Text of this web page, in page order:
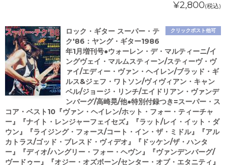
¥2,800(税込)
クリックポスト他可
ロック・ギター スーパー・テ
ク'86：ヤング・ギター1986
年1月増刊号●ウォーレン・デ・マルティーニ/イ
ングヴェイ・マルムスティーン/スティーヴ・ヴ
ァイ/エディー・ヴァン・ヘイレン/ブラッド・ギ
ルス&ジェフ・ワトソン/ヴィヴィアン・キャン
ベル/ジョージ・リンチ/エイドリアン・ヴァンデ
ンバーグ/高崎晃/他●特別付録つき=スーパー・ス
コア・ベスト10『ヴァン・ヘイレン/ホット・フォー・ティーチャ
ー』『ナイト・レンジャーフェイセズ』『ラット/レイ・イット・ダ
ウン』『ライジング・フォース/コート・イン・ザ・ミドル』『アル
カトラス/ゴッド・ブレスド・ヴィデオ』『ドッケン/ザ・ハンタ
ー』『ディオ/ハングリー・フォー・ヘヴン』『ヴァンデンバーグ/
ヴードゥー』『オジー・オズボーン/センター・オブ・エタニティ』